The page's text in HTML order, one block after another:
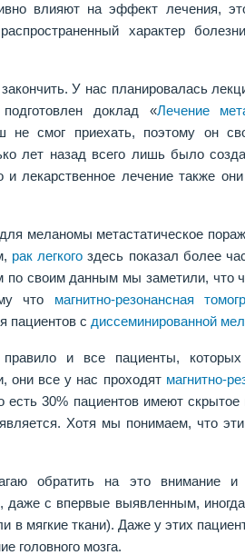
влияют на эффект лечения,
характер
У нас планировалась
доклад «Лечение
не смог приехать, поэтому он
лет назад всего лишь было
и лекарственное лечение также
меланомы метастатическое
рак легкого здесь показал более
своим данным мы заметили, что
что магнитно-резонансная
пациентов с диссеминированной
и все пациенты,
они все у нас проходят магнитно-
30% пациентов имеют скрытое
Хотя мы понимаем, что
обратить на это внимание и
даже с впервые выявленным,
в мягкие ткани). Даже у этих
головного мозга.